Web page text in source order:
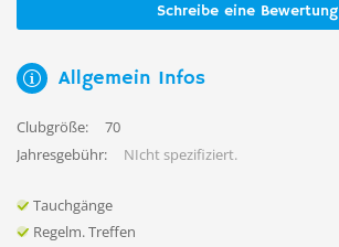
Schreibe eine Bewertung
Allgemein Infos
Clubgröße:
70
Jahresgebühr:
NIcht spezifiziert.
Tauchgänge
Regelm. Treffen